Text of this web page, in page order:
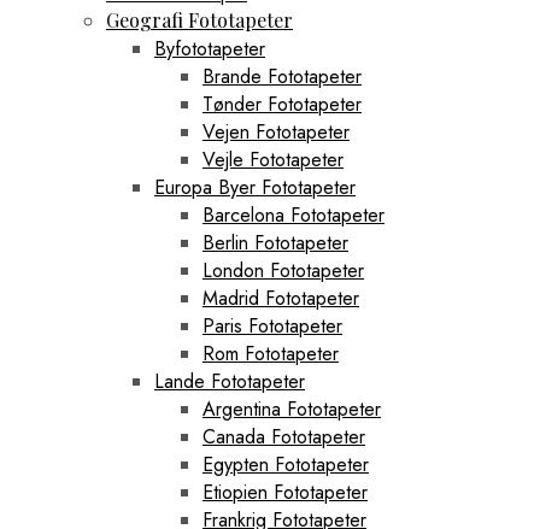
Geografi Fototapeter
Byfototapeter
Brande Fototapeter
Tønder Fototapeter
Vejen Fototapeter
Vejle Fototapeter
Europa Byer Fototapeter
Barcelona Fototapeter
Berlin Fototapeter
London Fototapeter
Madrid Fototapeter
Paris Fototapeter
Rom Fototapeter
Lande Fototapeter
Argentina Fototapeter
Canada Fototapeter
Egypten Fototapeter
Etiopien Fototapeter
Frankrig Fototapeter